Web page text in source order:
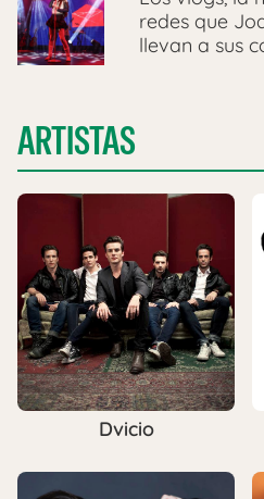
redes que
llevan a sus
ARTISTAS
Dvicio